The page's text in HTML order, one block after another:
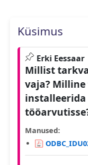
Küsimus
Erki Eessaar
Millist
vaja?
Manused: